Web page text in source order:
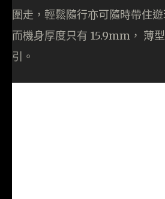
圍走，輕鬆隨行亦可隨時帶住
而機身厚度只有 15.9mm， 薄
引。